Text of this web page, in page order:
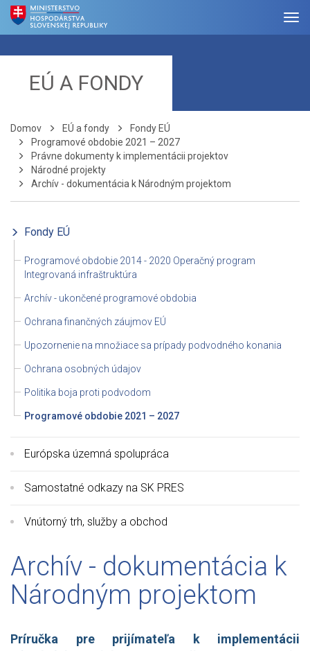
EÚ A FONDY
Domov EÚ a fondy
Fondy EÚ
Programové obdobie 2021 – 2027
Právne dokumenty k implementácii projektov
Národné projekty
Archív - dokumentácia k Národným projektom
Fondy EÚ
Programové obdobie 2014 - 2020 Operačný program
Integrovaná infraštruktúra
Archív - ukončené programové obdobia
Ochrana finančných záujmov EÚ
Upozornenie na množiace sa prípady podvodného konania
Ochrana osobných údajov
Politika boja proti podvodom
Programové obdobie 2021 – 2027
Európska územná spolupráca
Samostatné odkazy na SK PRES
Vnútorný trh, služby a obchod
Archív - dokumentácia k
Národným projektom
Príručka pre prijímateľa k implementácii